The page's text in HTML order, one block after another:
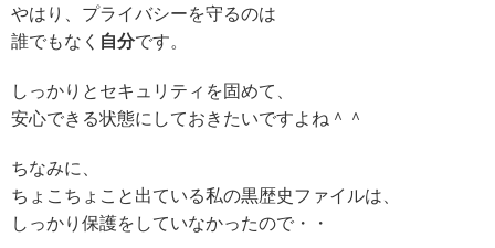
やはり、プライバシーを守るのは
誰でもなく 自分です。
しっかりとセキュリティを固めて、
安心できる状態にしておきたいですよね＾＾
ちなみに、
ちょこちょこと出ている私の黒歴史ファイルは、
しっかり保護をしていなかったので・・